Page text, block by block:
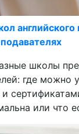
школы
где можно
или что